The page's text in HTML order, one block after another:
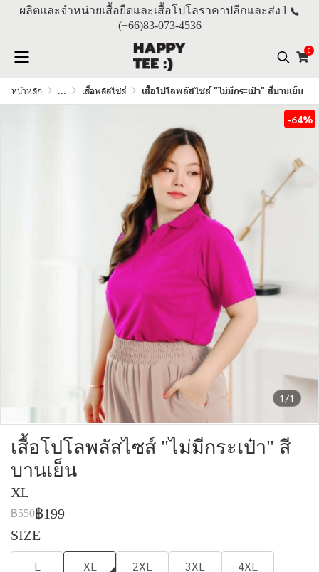
ผลิตและจำหน่ายเสื้อยืดและเสื้อโปโลราคาปลีกและส่ง l
(+66)83-073-4536
0
หน้าหลัก ... เสื้อพลัสไซส์ เสื้อโปโลพลัสไซส์ "ไม่มีกระเป๋า" สีบานเย็น
1/1
-64%
เสื้อโปโลพลัสไซส์ "ไม่มีกระเป๋า" สี
บานเย็น
XL
฿550฿199
SIZE
L XL 2XL 3XL
4XL